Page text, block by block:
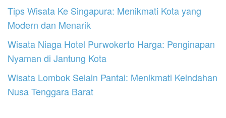
Tips Wisata Ke Singapura: Menikmati Kota yang
Modern dan Menarik
Wisata Niaga Hotel Purwokerto Harga: Penginapan
Nyaman di Jantung Kota
Wisata Lombok Selain Pantai: Menikmati Keindahan
Nusa Tenggara Barat